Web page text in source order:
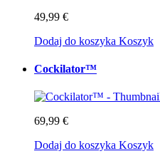
49,99 €
Dodaj do koszyka Koszyk
Cockilator™
69,99 €
Dodaj do koszyka Koszyk